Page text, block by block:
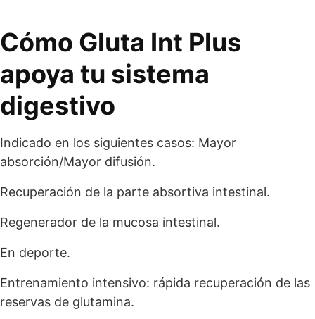
Cómo Gluta Int Plus
apoya tu sistema
digestivo
Indicado en los siguientes casos: Mayor
absorción/Mayor difusión.
Recuperación de la parte absortiva intestinal.
Regenerador de la mucosa intestinal.
En deporte.
Entrenamiento intensivo: rápida recuperación de las
reservas de glutamina.